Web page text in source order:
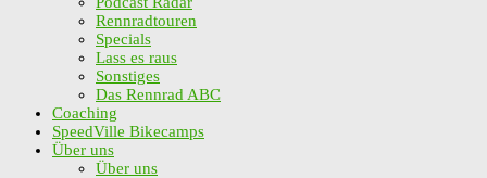
Rennradtouren
Specials
Lass es raus
Sonstiges
Das Rennrad ABC
Coaching
SpeedVille Bikecamps
Über uns
Über uns